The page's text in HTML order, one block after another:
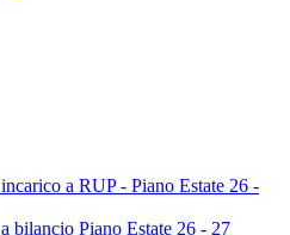
a RUP - Piano Estate 26 -
bilancio Piano Estate 26 - 27